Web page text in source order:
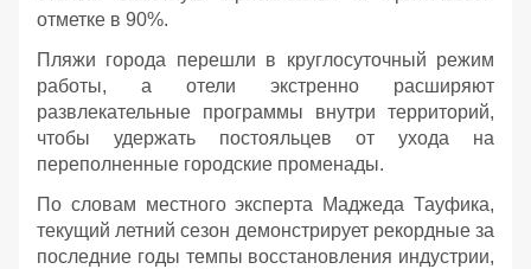
отметке в 90%.
Пляжи города перешли в круглосуточный режим
работы, а отели экстренно расширяют
развлекательные программы внутри территорий,
чтобы удержать постояльцев от ухода на
переполненные городские променады.
По словам местного эксперта Маджеда Тауфика,
текущий летний сезон демонстрирует рекордные за
последние годы темпы восстановления индустрии,